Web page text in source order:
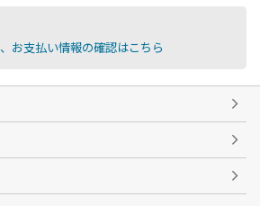
お支払い情報の確認はこちら